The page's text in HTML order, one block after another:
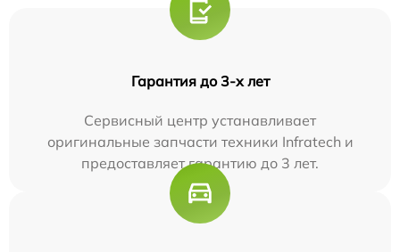
Гарантия до 3-х лет
Сервисный центр устанавливает
оригинальные запчасти техники Infratech и
предоставляет гарантию до 3 лет.